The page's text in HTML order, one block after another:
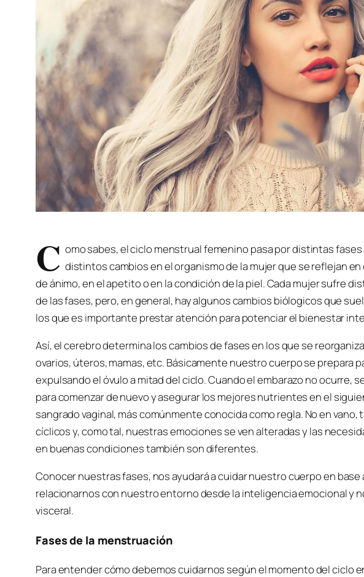
C omo sabes, el ciclo menstrual femenino pasa por distintas
distintos cambios en el organismo de la mujer que se reflejan
de ánimo, en el apetito o en la condición de la piel. Cada mujer sufre
de las fases, pero, en general, hay algunos cambios biólogicos que
los que es importante prestar atención para potenciar el bienestar
Así, el cerebro determina los cambios de fases en los que se
ovarios, úteros, mamas, etc. Básicamente nuestro cuerpo se prepara
expulsando el óvulo a mitad del ciclo. Cuando el embarazo no ocurre,
para comenzar de nuevo y asegurar los mejores nutrientes en el
sangrado vaginal, más comúnmente conocida como regla. No en
cíclicos y, como tal, nuestras emociones se ven alteradas y las
en buenas condiciones también son diferentes.
Conocer nuestras fases, nos ayudará a cuidar nuestro cuerpo en base
relacionarnos con nuestro entorno desde la inteligencia emocional y
visceral.
Fases de la menstruación
Para entender cómo debemos cuidarnos según el momento del ciclo